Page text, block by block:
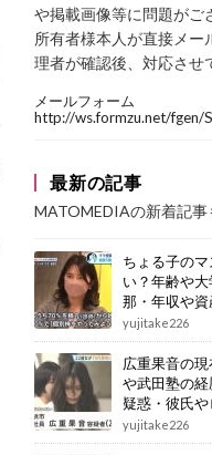
や掲載画像等に問題がご
所有者様本人が直接メー
理者が確認後、対応させ
メールフォーム
http://ws.formzu.net/fgen/
最新の記事
MATOMEDIAの新着記事
ちょる子の
い？年齢や
那・年収や
画像もまとめ
yujitake226
広重果音の
や武田塾の
疑惑・彼氏
逮捕もまとめ
yujitake226